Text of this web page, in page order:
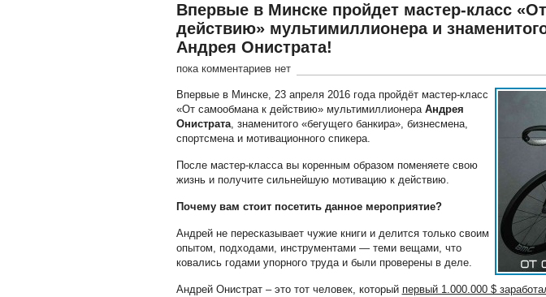
Впервые в Минске пройдет мастер-класс
действию» мультимиллионера и
Андрея Онистрата!
пока комментариев нет
Впервые в Минске, 23 апреля 2016 года пройдёт мастер-класс
«От самообмана к действию» мультимиллионера Андрея
Онистрата, знаменитого «бегущего банкира», бизнесмена,
спортсмена и мотивационного спикера.
После мастер-класса вы коренным образом поменяете свою
жизнь и получите сильнейшую мотивацию к действию.
Почему вам стоит посетить данное мероприятие?
Андрей не пересказывает чужие книги и делится только своим
опытом, подходами, инструментами — теми вещами, что
ковались годами упорного труда и были проверены в деле.
Андрей Онистрат – это тот человек, который первый 1.000.000 $